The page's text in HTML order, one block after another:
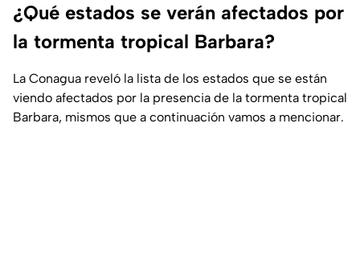
¿Qué estados se verán afectados por
la tormenta tropical Barbara?
La Conagua reveló la lista de los estados que se están
viendo afectados por la presencia de la tormenta tropical
Barbara, mismos que a continuación vamos a mencionar.